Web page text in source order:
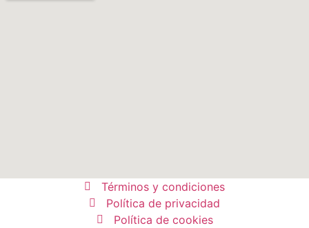
Términos y condiciones
Política de privacidad
Política de cookies